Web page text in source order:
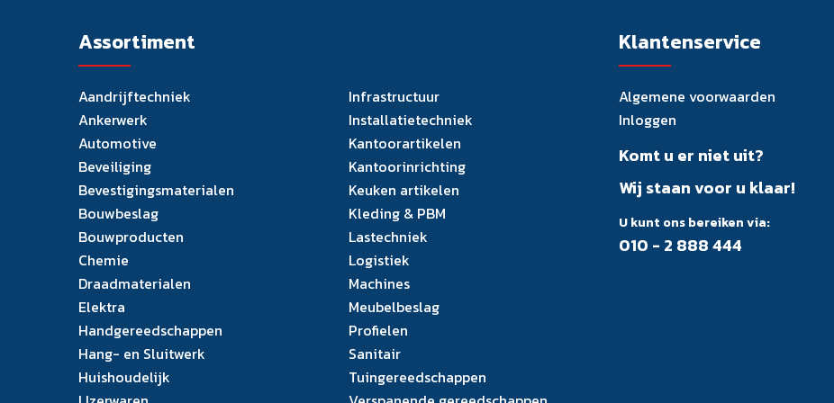
Assortiment
Aandrijftechniek
Ankerwerk
Automotive
Beveiliging
Bevestigingsmaterialen
Bouwbeslag
Bouwproducten
Chemie
Draadmaterialen
Elektra
Handgereedschappen
Hang- en Sluitwerk
Huishoudelijk
Infrastructuur
Installatietechniek
Kantoorartikelen
Kantoorinrichting
Keuken artikelen
Kleding & PBM
Lastechniek
Logistiek
Machines
Meubelbeslag
Profielen
Sanitair
Tuingereedschappen
Klantenservice
Algemene voorwaarden
Inloggen
Komt u er niet uit?
Wij staan voor u klaar!
U kunt ons bereiken via:
010 - 2 888 444